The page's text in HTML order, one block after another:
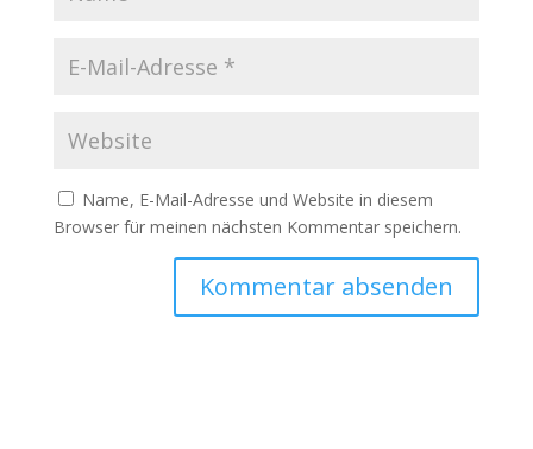
Name, E-Mail-Adresse und Website in diesem
Browser für meinen nächsten Kommentar speichern.